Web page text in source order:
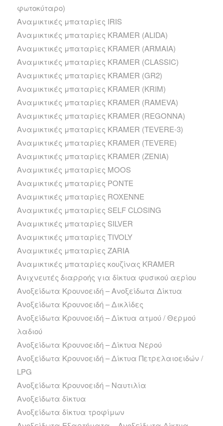
φωτοκύταρο)
Αναμικτικές μπαταρίες IRIS
Αναμικτικές μπαταρίες KRAMER (ALIDA)
Αναμικτικές μπαταρίες KRAMER (ARMAIA)
Αναμικτικές μπαταρίες KRAMER (CLASSIC)
Αναμικτικές μπαταρίες KRAMER (GR2)
Αναμικτικές μπαταρίες KRAMER (KRIM)
Αναμικτικές μπαταρίες KRAMER (RAMEVA)
Αναμικτικές μπαταρίες KRAMER (REGONNA)
Αναμικτικές μπαταρίες KRAMER (TEVERE-3)
Αναμικτικές μπαταρίες KRAMER (TEVERE)
Αναμικτικές μπαταρίες KRAMER (ZENIA)
Αναμικτικές μπαταρίες MOOS
Αναμικτικές μπαταρίες PONTE
Αναμικτικές μπαταρίες ROXENNE
Αναμικτικές μπαταρίες SELF CLOSING
Αναμικτικές μπαταρίες SILVER
Αναμικτικές μπαταρίες TIVOLY
Αναμικτικές μπαταρίες ZARIA
Αναμικτικές μπαταρίες κουζίνας ΚRAMER
Ανιχνευτές διαρροής για δίκτυα φυσικού αερίου
Ανοξείδωτα Kρουνοειδή – Ανοξείδωτα Δίκτυα
Ανοξείδωτα Kρουνοειδή – Δικλίδες
Ανοξείδωτα Kρουνοειδή – Δίκτυα ατμού / Θερμού
λαδιού
Ανοξείδωτα Kρουνοειδή – Δίκτυα Νερού
Ανοξείδωτα Kρουνοειδή – Δίκτυα Πετρελαιοειδών /
LPG
Ανοξείδωτα Kρουνοειδή – Ναυτιλία
Ανοξείδωτα δίκτυα
Ανοξείδωτα δίκτυα τροφίμων